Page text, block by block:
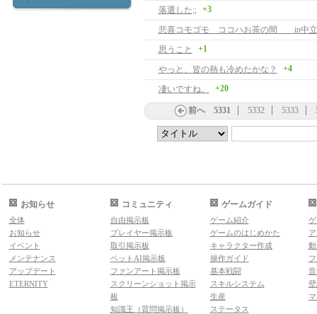
落選した;; +3
悲喜コモゴモ ココハお茶の間 in中立
思うこと
+1
やっと、皆の熱も冷めたかな？ +4
凄いですね。 +20
前へ 5331 5332 5333
お知らせ
全体
お知らせ
イベント
メンテナンス
アップデート
ETERNITY
コミュニティ
自由掲示板
プレイヤー掲示板
取引掲示板
ペットAI掲示板
ファンアート掲示板
スクリーンショット掲示
板
知識王（質問掲示板）
ゲームガイド
ゲーム紹介
ゲームのはじめかた
キャラクター作成
操作ガイド
基本戦闘
スキルシステム
生産
ステータス